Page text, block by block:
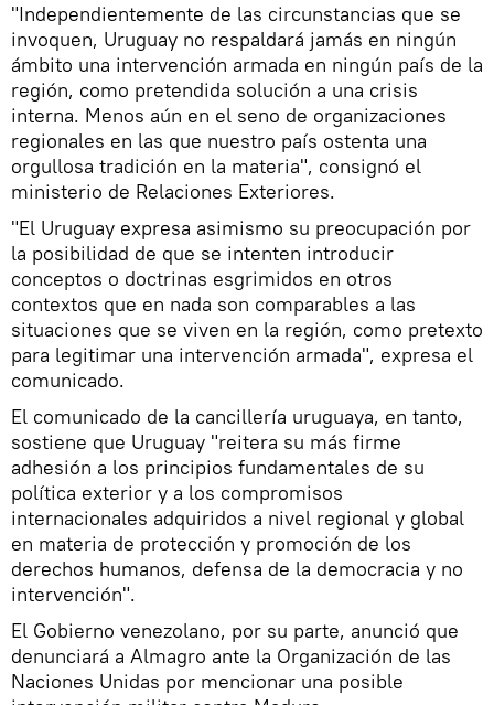
"Independientemente de las circunstancias que se
invoquen, Uruguay no respaldará jamás en ningún
ámbito una intervención armada en ningún país de la
región, como pretendida solución a una crisis
interna. Menos aún en el seno de organizaciones
regionales en las que nuestro país ostenta una
orgullosa tradición en la materia", consignó el
ministerio de Relaciones Exteriores.
"El Uruguay expresa asimismo su preocupación por
la posibilidad de que se intenten introducir
conceptos o doctrinas esgrimidos en otros
contextos que en nada son comparables a las
situaciones que se viven en la región, como pretexto
para legitimar una intervención armada", expresa el
comunicado.
El comunicado de la cancillería uruguaya, en tanto,
sostiene que Uruguay "reitera su más firme
adhesión a los principios fundamentales de su
política exterior y a los compromisos
internacionales adquiridos a nivel regional y global
en materia de protección y promoción de los
derechos humanos, defensa de la democracia y no
intervención".
El Gobierno venezolano, por su parte, anunció que
denunciará a Almagro ante la Organización de las
Naciones Unidas por mencionar una posible